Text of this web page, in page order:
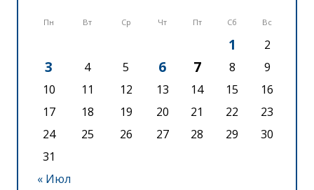
Пн Вт Ср Чт Пт Сб Вс
« Июл
1 2
3 4 5 6 7 8
9
10
11 12 13 14 15
16
17
18 19 20 21 22
23
24
25 26 27 28 29
30
31